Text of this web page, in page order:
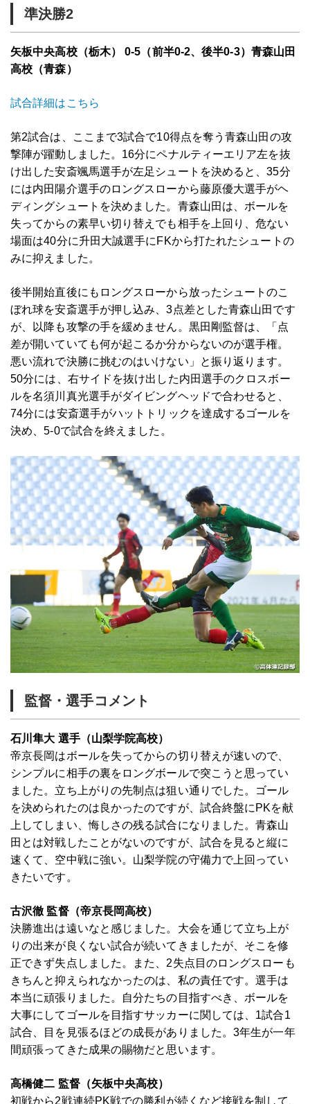
準決勝2
矢板中央高校（栃木） 0-5（前半0-2、後半0-3）青森山田
高校（青森）
試合詳細はこちら
第2試合は、ここまで3試合で10得点を奪う青森山田の攻
撃陣が躍動しました。16分にペナルティーエリア左を抜
け出した安斎颯馬選手が左足シュートを決めると、35分
には内田陽介選手のロングスローから藤原優大選手がヘ
ディングシュートを決めました。青森山田は、ボールを
失ってからの素早い切り替えでも相手を上回り、危ない
場面は40分に升田大誠選手にFKから打たれたシュートの
みに抑えました。
後半開始直後にもロングスローから放ったシュートのこ
ぼれ球を安斎選手が押し込み、3点差とした青森山田です
が、以降も攻撃の手を緩めません。黒田剛監督は、「点
差が開いていても何が起こるか分からないのが選手権。
悪い流れで決勝に挑むのはいけない」と振り返ります。
50分には、右サイドを抜け出した内田選手のクロスボー
ルを名須川真光選手がダイビングヘッドで合わせると、
74分には安斎選手がハットトリックを達成するゴールを
決め、5-0で試合を終えました。
監督・選手コメント
石川隼大 選手（山梨学院高校）
帝京長岡はボールを失ってからの切り替えが速いので、
シンプルに相手の裏をロングボールで突こうと思ってい
ました。立ち上がりの先制点は狙い通りでした。ゴール
を決められたのは良かったのですが、試合終盤にPKを献
上してしまい、悔しさの残る試合になりました。青森山
田とは対戦したことがないのですが、試合を見ると縦に
速くて、空中戦に強い。山梨学院の守備力で上回ってい
きたいです。
古沢徹 監督（帝京長岡高校）
決勝進出は遠いなと感じました。大会を通じて立ち上が
りの出来が良くない試合が続いてきましたが、そこを修
正できず失点しました。また、2失点目のロングスローも
きちんと抑えられなかったのは、私の責任です。選手は
本当に頑張りました。自分たちの目指すべき、ボールを
大事にしてゴールを目指すサッカーに関しては、1試合1
試合、目を見張るほどの成長がありました。3年生が一年
間頑張ってきた成果の賜物だと思います。
高橋健二 監督（矢板中央高校）
初戦から2戦連続PK戦での勝利が続くなど接戦を制して、